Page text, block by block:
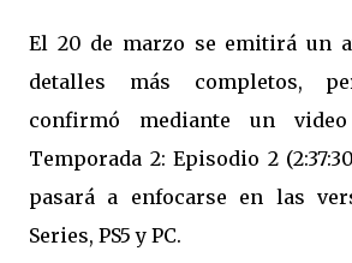
El 20 de marzo se emitirá un
detalles más completos,
confirmó mediante un
Temporada 2: Episodio 2
pasará a enfocarse en las
Series, PS5 y PC.